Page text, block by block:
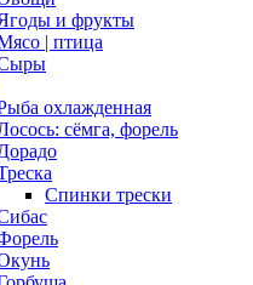
и фрукты
| птица
охлажденная
сёмга, форель
Спинки трески